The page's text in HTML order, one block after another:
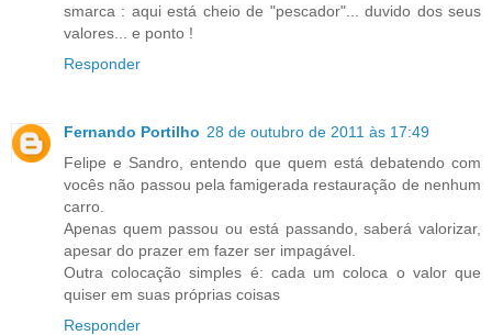
smarca : aqui está cheio de "pescador"... duvido dos seus
valores... e ponto !
Responder
Fernando Portilho 28 de outubro de 2011 às 17:49
Felipe e Sandro, entendo que quem está debatendo com
vocês não passou pela famigerada restauração de nenhum
carro.
Apenas quem passou ou está passando, saberá valorizar,
apesar do prazer em fazer ser impagável.
Outra colocação simples é: cada um coloca o valor que
quiser em suas próprias coisas
Responder